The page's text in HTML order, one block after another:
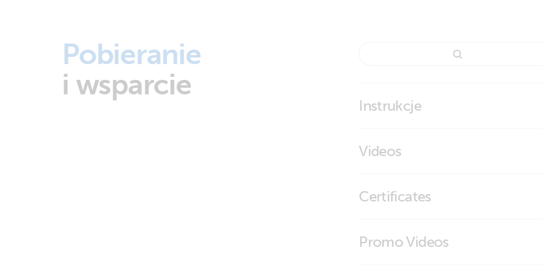
Pobieranie
i wsparcie
Instrukcje
Videos
Certificates
Promo Videos